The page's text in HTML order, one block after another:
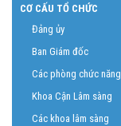
CƠ CẤU TỔ CHỨC
Đảng ủy
Ban Giám đốc
Các phòng chức năng
Khoa Cận Lâm sàng
Các khoa lâm sàng